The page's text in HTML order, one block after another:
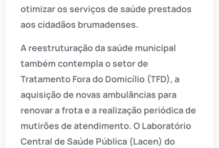
otimizar os serviços de saúde prestados
aos cidadãos brumadenses.
A reestruturação da saúde municipal
também contempla o setor de
Tratamento Fora do Domicílio (TFD), a
aquisição de novas ambulâncias para
renovar a frota e a realização periódica de
mutirões de atendimento. O Laboratório
Central de Saúde Pública (Lacen) do